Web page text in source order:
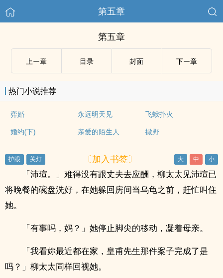
第五章
第五章
上ー章 目录 封面 下ー章
热门小说推荐
弈婚 永远明天见
飞蛾扑火
婚约(下)
亲爱的陌生人 撒野
〔加入书签〕
「沛瑄。」难得没有跟丈夫去应酬，柳太太见沛瑄已
将晚餐的碗盘洗好，在她躲回房间当乌龟之前，赶忙叫住
她。
「有事吗，妈？」她停止脚尖的移动，凝着母亲。
「我看妳最近都在家，皇甫先生那件案子完成了是
吗？」柳太太同样回视她。